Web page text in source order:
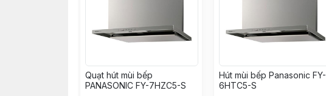
Quạt hút mùi bếp
PANASONIC FY-7HZC5-S
Hút mùi bếp Panasonic FY-
6HTC5-S